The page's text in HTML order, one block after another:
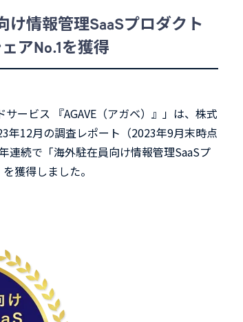
け情報管理SaaSプロダクト
アNo.1を獲得
ービス 『AGAVE（アガベ）』」は、株式
年12月の調査レポート（2023年9月末時点
連続で「海外駐在員向け情報管理SaaSプ
獲得しました。